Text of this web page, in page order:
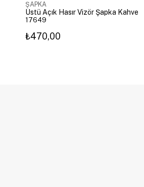
ŞAPKA
Üstü Açık Hasır Vizör Şapka Kahve
17649
₺470,00